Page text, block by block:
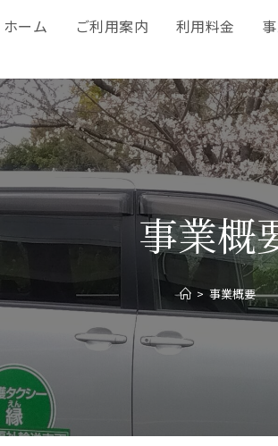
ホーム ご利用案内 利用料金
事業概
> 事業概要